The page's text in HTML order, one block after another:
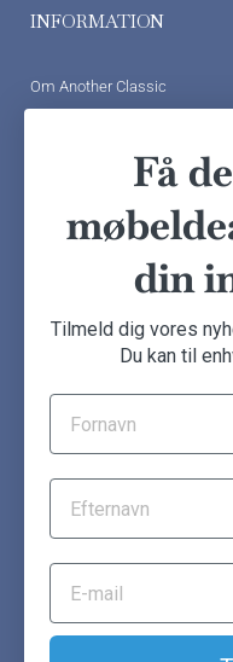
INFORMATION
Om Another Classic
Handelsbetingelser
NYHEDSBREV
Tilmeld dig nu og få de
Få
din
Tilmeld dig vores
Du kan til